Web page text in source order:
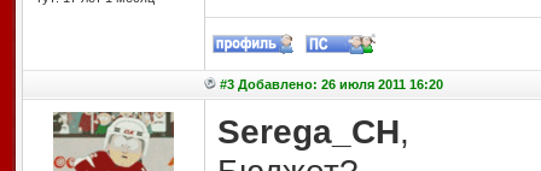
#3 Добавлено: 26 июля 2011 16:20
Serega_CH,